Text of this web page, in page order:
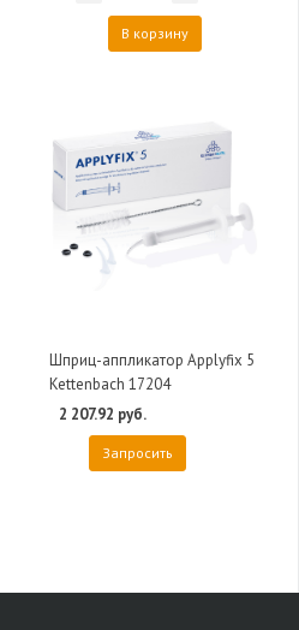
В корзину
Шприц-аппликатор Applyfix 5
Kettenbach 17204
2 207.92 руб.
Запросить